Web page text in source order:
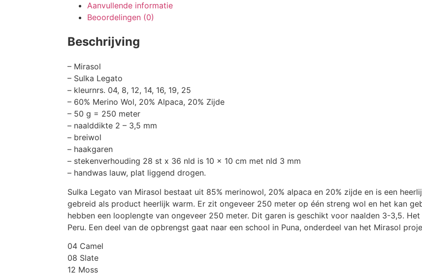
Aanvullende informatie
Beoordelingen (0)
Beschrijving
– Mirasol
– Sulka Legato
– kleurnrs. 04, 8, 12, 14, 16, 19, 25
– 60% Merino Wol, 20% Alpaca, 20% Zijde
– 50 g = 250 meter
– naalddikte 2 – 3,5 mm
– breiwol
– haakgaren
– stekenverhouding 28 st x 36 nld is 10 x 10 cm met nld 3 mm
– handwas lauw, plat liggend drogen.
Sulka Legato van Mirasol bestaat uit 85% merinowol, 20% alpaca en 20% zijde en is een
gebreid als product heerlijk warm. Er zit ongeveer 250 meter op één streng wol en het kan
hebben een looplengte van ongeveer 250 meter. Dit garen is geschikt voor naalden 3-3,5.
Peru. Een deel van de opbrengst gaat naar een school in Puna, onderdeel van het Mirasol
04 Camel
08 Slate
12 Moss